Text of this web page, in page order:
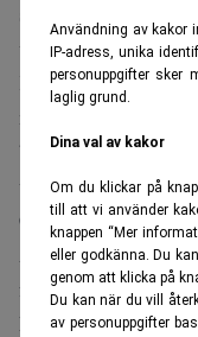
Användning av kakor
IP-adress, unika
personuppgifter sker
laglig grund.
Dina val av kakor
Om du klickar på
till att vi använder
knappen “Mer
eller godkänna. Du
genom att klicka på
Du kan när du vill
av personuppgifter
världen.
Klädkedjan Gap
meddelat att dess
butiker minskade
väntat.
Coffee shop-kedjan
Aktien gick upp 2
försäljningsstatistik.
Efter en ny